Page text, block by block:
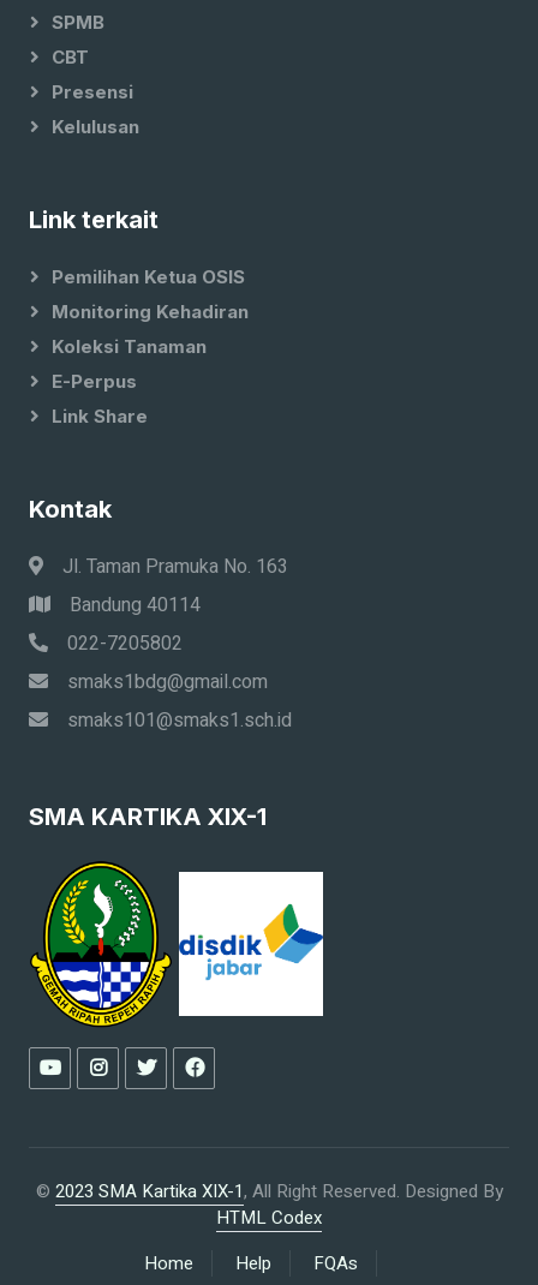
SPMB
CBT
Presensi
Kelulusan
Link terkait
Pemilihan Ketua OSIS
Monitoring Kehadiran
Koleksi Tanaman
E-Perpus
Link Share
Kontak
Jl. Taman Pramuka No. 163
Bandung 40114
022-7205802
smaks1bdg@gmail.com
smaks101@smaks1.sch.id
SMA KARTIKA XIX-1
© 2023 SMA Kartika XIX-1, All Right Reserved. Designed By
HTML Codex
Home
Help FQAs